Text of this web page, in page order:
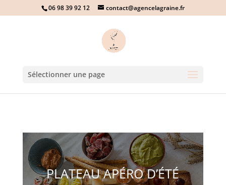
06 98 39 92 12 contact@agencelagraine.fr
Sélectionner une page
PLATEAU APÉRO D’ÉTÉ